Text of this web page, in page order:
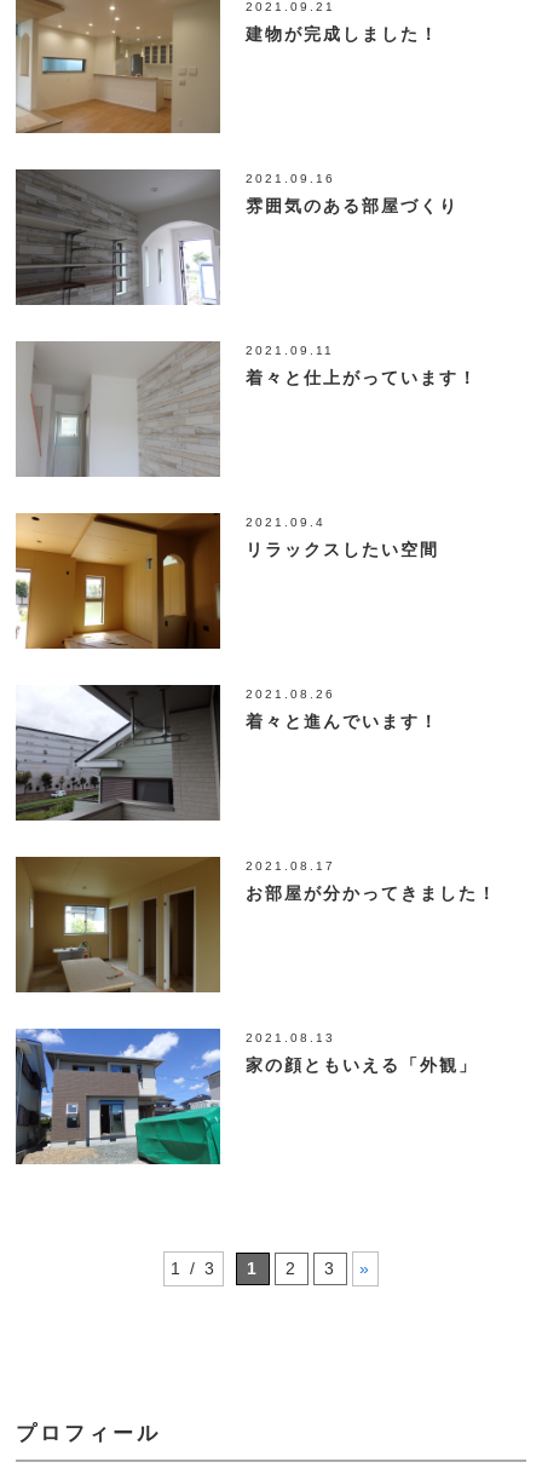
建物が完成しました！
2021.09.21
雰囲気のある部屋づくり
2021.09.16
着々と仕上がっています！
2021.09.11
リラックスしたい空間
2021.09.4
着々と進んでいます！
2021.08.26
お部屋が分かってきました！
2021.08.17
家の顔ともいえる「外観」
2021.08.13
1 / 3 1 2 3 »
プロフィール